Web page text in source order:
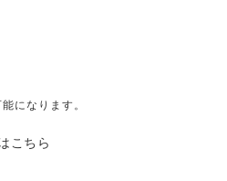
になります。
こちら